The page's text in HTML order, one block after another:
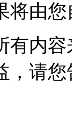
将由
有内
，请